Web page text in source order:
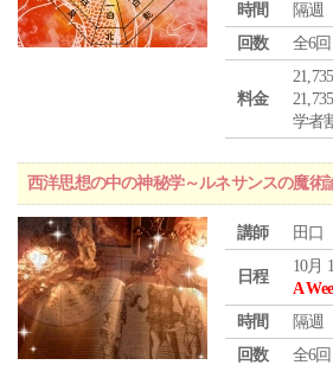
時間
隔週
回数
全6回
料金
学者
西洋思想の中の神秘学～ルネサンスの魔術
講師 田
日程
10月
A
時間
隔週
回数
全6回